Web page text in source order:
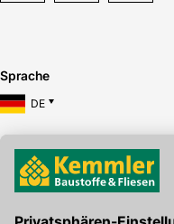
Sprache
DE
Hier gibt's die kostenlose App